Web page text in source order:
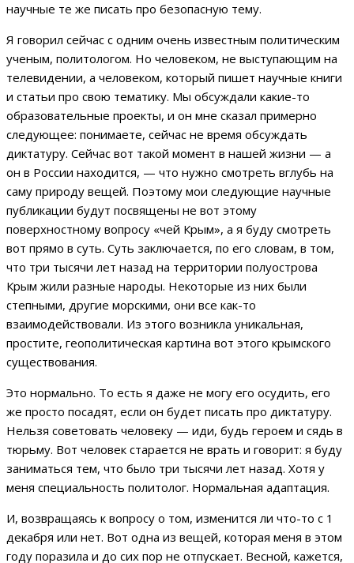
научные те же писать про безопасную тему.
Я говорил сейчас с одним очень известным политическим
ученым, политологом. Но человеком, не выступающим на
телевидении, а человеком, который пишет научные книги
и статьи про свою тематику. Мы обсуждали какие-то
образовательные проекты, и он мне сказал примерно
следующее: понимаете, сейчас не время обсуждать
диктатуру. Сейчас вот такой момент в нашей жизни — а
он в России находится, — что нужно смотреть вглубь на
саму природу вещей. Поэтому мои следующие научные
публикации будут посвящены не вот этому
поверхностному вопросу «чей Крым», а я буду смотреть
вот прямо в суть. Суть заключается, по его словам, в том,
что три тысячи лет назад на территории полуострова
Крым жили разные народы. Некоторые из них были
степными, другие морскими, они все как-то
взаимодействовали. Из этого возникла уникальная,
простите, геополитическая картина вот этого крымского
существования.
Это нормально. То есть я даже не могу его осудить, его
же просто посадят, если он будет писать про диктатуру.
Нельзя советовать человеку — иди, будь героем и сядь в
тюрьму. Вот человек старается не врать и говорит: я буду
заниматься тем, что было три тысячи лет назад. Хотя у
меня специальность политолог. Нормальная адаптация.
И, возвращаясь к вопросу о том, изменится ли что-то с 1
декабря или нет. Вот одна из вещей, которая меня в этом
году поразила и до сих пор не отпускает. Весной, кажется,